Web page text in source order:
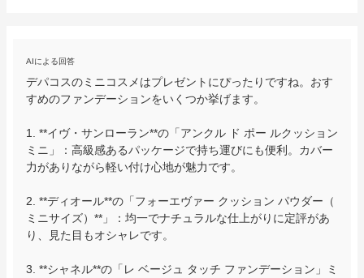
AIによる回答
デパコスのミニコスメはプレゼントにぴったりですね。おす
すめのファンデーションをいくつか挙げます。
1. **イヴ・サンローラン**の「アンクル ド ポー ルクッション
ミニ」：高級感あるパッケージで持ち運びにも便利。カバー
力がありながら軽い付け心地が魅力です。
2. **ディオール**の「フォーエヴァー クッション パウダー（
ミニサイズ）**」：均一でナチュラルな仕上がりに定評があ
り、見た目もオシャレです。
3. **シャネル**の「レ ベージュ タッチ ファンデーション」ミ